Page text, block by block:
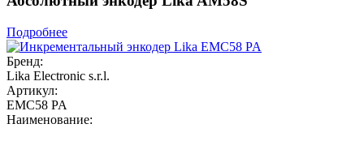
Подробнее
Бренд:
Lika Electronic s.r.l.
Артикул:
EMC58 PA
Наименование: